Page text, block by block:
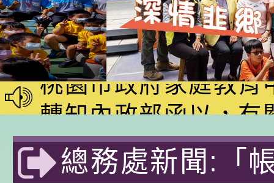
「2026桃園市孔廟
動—儒門初開 智慧
桃園市政府家庭教育
家8月課程資訊」、
電影營」、「祖孫樂
「愛『原原』不絕-
轉知內政部函以，有
員會函釋公務員留職
赴陸應申請許可一案
中興國民小學115學
期第1次第7-9招代課
本校「115學年度國
總務處新聞:「